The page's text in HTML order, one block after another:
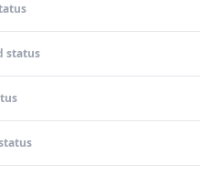
status